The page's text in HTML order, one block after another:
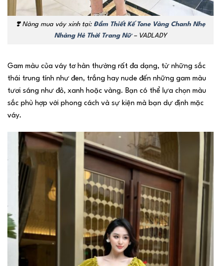
❣️Nàng mua váy xinh tại: Đầm Thiết Kế Tone Vàng Chanh Nhẹ
Nhàng Hè Thời Trang Nữ – VADLADY
Gam màu của váy tơ hàn thường rất đa dạng, từ những sắc
thái trung tính như đen, trắng hay nude đến những gam màu
tươi sáng như đỏ, xanh hoặc vàng. Bạn có thể lựa chọn màu
sắc phù hợp với phong cách và sự kiện mà bạn dự định mặc
váy.